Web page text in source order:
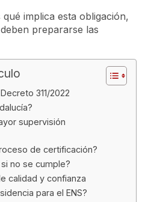
implica esta obligación,
prepararse las
311/2022
supervisión
de certificación?
no se cumple?
calidad y confianza
para el ENS?